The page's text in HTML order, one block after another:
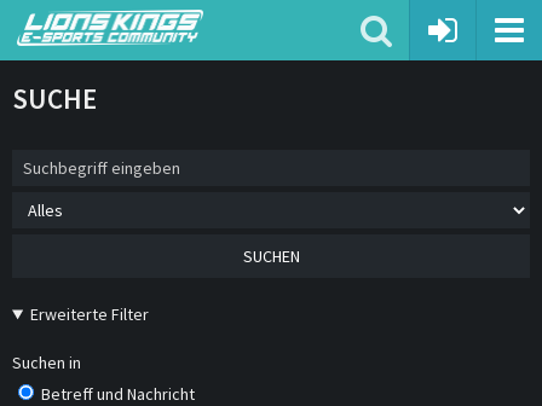
SUCHE
SUCHEN
Erweiterte Filter
Suchen in
Betreff und Nachricht